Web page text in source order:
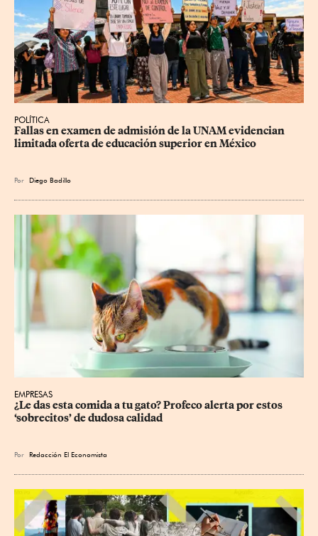
POLÍTICA
Fallas en examen de admisión de la UNAM evidencian
limitada oferta de educación superior en México
Por Diego Badillo
EMPRESAS
¿Le das esta comida a tu gato? Profeco alerta por estos
‘sobrecitos’ de dudosa calidad
Por Redacción El Economista